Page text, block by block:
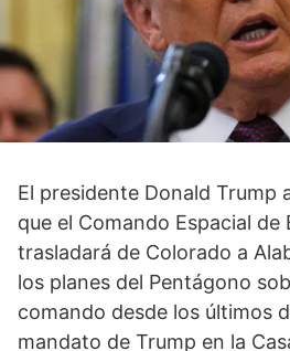
El presidente Donald Trump
que el Comando Espacial de
trasladará de Colorado a
los planes del Pentágono
comando desde los últimos
mandato de Trump en la